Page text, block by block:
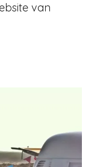
van